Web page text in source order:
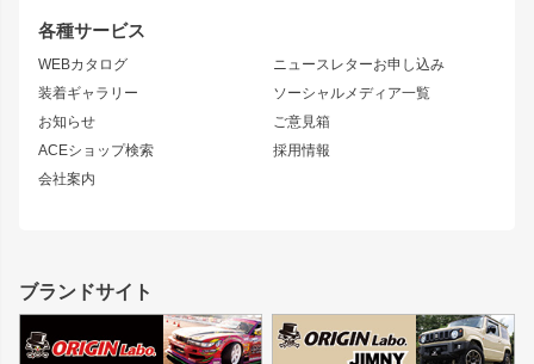
各種サービス
WEBカタログ
装着ギャラリー
お知らせ
ACEショップ検索
会社案内
ニュースレターお申し込み
ソーシャルメディア一覧
ご意見箱
採用情報
S14 シルビア 後期
S13 シルビア
180SX
シルエイティ
ローレル
セフィーロ
キャラバン
スズキ
GS350
SC
スバル 三菱
リアウイング
ジムニーパーツ
ホイール
MUD-S7
MUD-SR7
まつど家 鉄漢
ボンネット
フェンダー
サイドパーツ
リアゲート
メンテナンスパーツ
ブランドサイト